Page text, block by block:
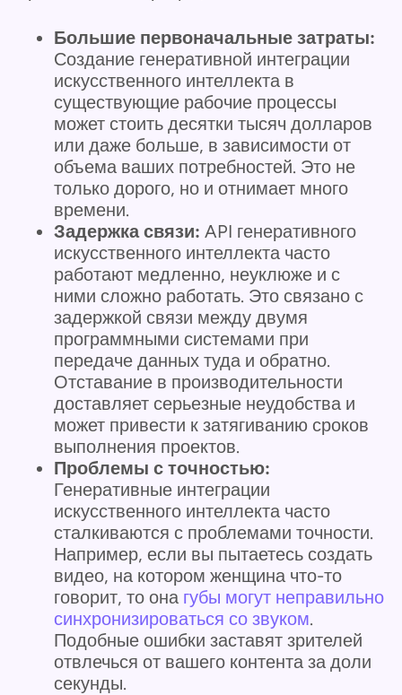
Большие первоначальные затраты:
Создание генеративной интеграции
искусственного интеллекта в
существующие рабочие процессы
может стоить десятки тысяч долларов
или даже больше, в зависимости от
объема ваших потребностей. Это не
только дорого, но и отнимает много
времени.
Задержка связи: API генеративного
искусственного интеллекта часто
работают медленно, неуклюже и с
ними сложно работать. Это связано с
задержкой связи между двумя
программными системами при
передаче данных туда и обратно.
Отставание в производительности
доставляет серьезные неудобства и
может привести к затягиванию сроков
выполнения проектов.
Проблемы с точностью:
Генеративные интеграции
искусственного интеллекта часто
сталкиваются с проблемами точности.
Например, если вы пытаетесь создать
видео, на котором женщина что-то
говорит, то она губы могут неправильно
синхронизироваться со звуком.
Подобные ошибки заставят зрителей
отвлечься от вашего контента за доли
секунды.